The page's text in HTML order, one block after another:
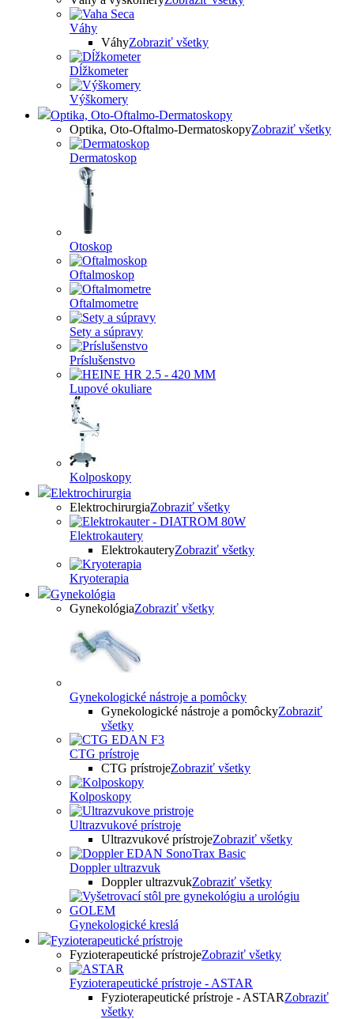
Váhy
VáhyZobraziť všetky
Dĺžkometer
Výškomery
Optika, Oto-Oftalmo-Dermatoskopy
Optika, Oto-Oftalmo-DermatoskopyZobraziť všetky
Dermatoskop
Otoskop
Oftalmoskop
Oftalmometre
Sety a súpravy
Príslušenstvo
Lupové okuliare
Kolposkopy
Elektrochirurgia
ElektrochirurgiaZobraziť všetky
Elektrokautery
ElektrokauteryZobraziť všetky
Kryoterapia
Gynekológia
GynekológiaZobraziť všetky
Gynekologické nástroje a pomôcky
Gynekologické nástroje a pomôckyZobraziť
všetky
CTG prístroje
CTG prístrojeZobraziť všetky
Kolposkopy
Ultrazvukové prístroje
Ultrazvukové prístrojeZobraziť všetky
Doppler ultrazvuk
Doppler ultrazvukZobraziť všetky
Gynekologické kreslá
Fyzioterapeutické prístroje
Fyzioterapeutické prístrojeZobraziť všetky
Fyzioterapeutické prístroje - ASTAR
Fyzioterapeutické prístroje - ASTARZobraziť
všetky